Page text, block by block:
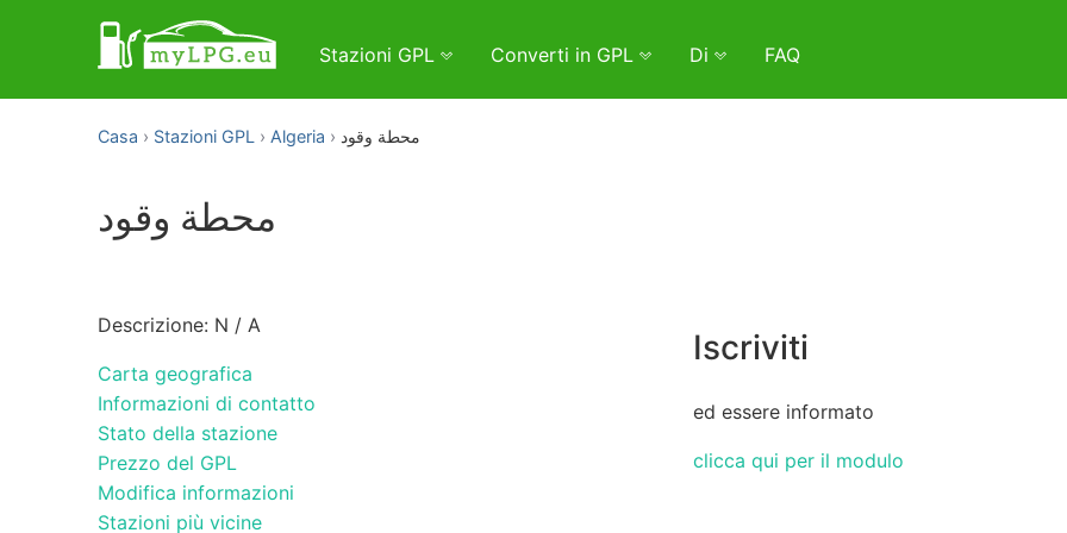
Stazioni GPL Converti in GPL Di FAQ
Casa Stazioni GPL Algeria محطة وقود
محطة وقود
Descrizione: N / A
Carta geografica
Informazioni di contatto
Stato della stazione
Prezzo del GPL
Modifica informazioni
Stazioni più vicine
Iscriviti
ed essere informato
clicca qui per il modulo